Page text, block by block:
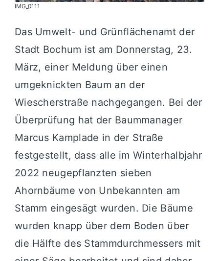
IMG_0111
Das Umwelt- und Grünflächenamt der
Stadt Bochum ist am Donnerstag, 23.
März, einer Meldung über einen
umgeknickten Baum an der
Wiescherstraße nachgegangen. Bei der
Überprüfung hat der Baummanager
Marcus Kamplade in der Straße
festgestellt, dass alle im Winterhalbjahr
2022 neugepflanzten sieben
Ahornbäume von Unbekannten am
Stamm eingesägt wurden. Die Bäume
wurden knapp über dem Boden über
die Hälfte des Stammdurchmessers mit